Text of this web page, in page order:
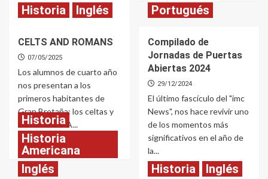
Seguir leyendo
Read
Presidencia
about
Autores
Historia Inglés
CELTS AND ROMANS
07/05/2025
Los alumnos de cuarto año
nos presentan a los
primeros habitantes de
Gran Bretaña: los celtas y
los romanos. A...
Seguir leyendo
more
Portugués
Compilado de
Jornadas de Puertas
Abiertas 2024
29/12/2024
El último fascículo del "imc
News", nos hace revivir uno
de los momentos más
significativos en el año de
la...
Seguir leyendo Read
Historia
Historia
Americana
Inglés
Historia Inglés